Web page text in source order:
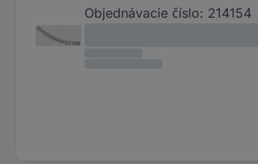
Objednávacie číslo: 214154